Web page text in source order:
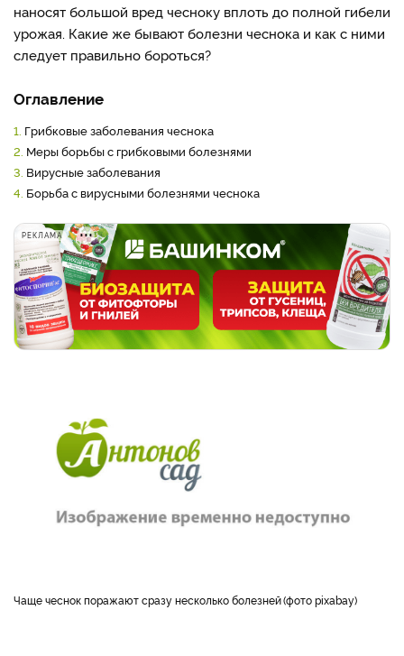
наносят большой вред чесноку вплоть до полной гибели
урожая. Какие же бывают болезни чеснока и как с ними
следует правильно бороться?
Оглавление
1. Грибковые заболевания чеснока
2. Меры борьбы с грибковыми болезнями
3. Вирусные заболевания
4. Борьба с вирусными болезнями чеснока
РЕКЛАМА
Чаще чеснок поражают сразу несколько болезней фото pixabay